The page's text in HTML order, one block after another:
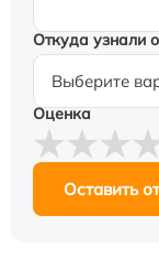
Откуда узнали
Оценка
Оставить